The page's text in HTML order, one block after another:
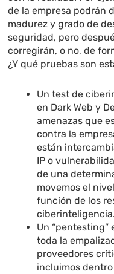
de la empresa podrán
madurez y grado de
seguridad, pero
corregirán, o no, de
¿Y qué pruebas son
Un test de
en Dark Web y
amenazas que
contra la
están
IP o
de una
movemos el
función de los
ciberinteligencia.
Un “pentesting”
toda la
proveedores
incluimos